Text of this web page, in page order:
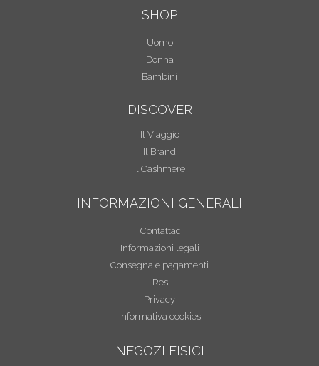
SHOP
Uomo
Donna
Bambini
DISCOVER
Il Viaggio
Il Brand
Il Cashmere
INFORMAZIONI GENERALI
Contattaci
Informazioni legali
Consegna e pagamenti
Resi
Privacy
Informativa cookies
NEGOZI FISICI